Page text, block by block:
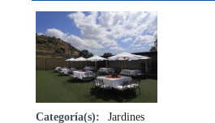
Categoría(s):
Jardines